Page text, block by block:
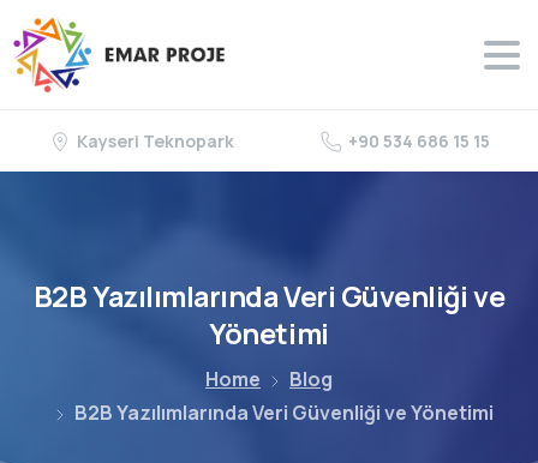
Kayseri Teknopark +90 534 686 15 15
B2BYazılımlarındaVeri Güvenliğive
Yönetimi
Home
Blog
B2B Yazılımlarında Veri Güvenliği ve Yönetimi